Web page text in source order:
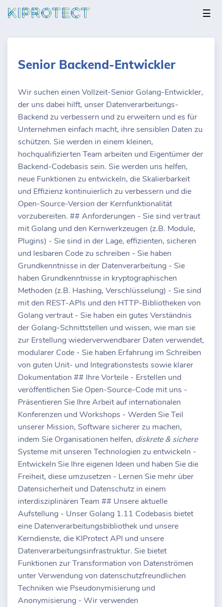
☰
Senior Backend-Entwickler
Wir suchen einen Vollzeit-Senior Golang-Entwickler,
der uns dabei hilft, unser Datenverarbeitungs-
Backend zu verbessern und zu erweitern und es für
Unternehmen einfach macht, ihre sensiblen Daten zu
schützen. Sie werden in einem kleinen,
hochqualifizierten Team arbeiten und Eigentümer der
Backend-Codebasis sein. Sie werden uns helfen,
neue Funktionen zu entwickeln, die Skalierbarkeit
und Effizienz kontinuierlich zu verbessern und die
Open-Source-Version der Kernfunktionalität
vorzubereiten. ## Anforderungen - Sie sind vertraut
mit Golang und den Kernwerkzeugen (z.B. Module,
Plugins) - Sie sind in der Lage, effizienten, sicheren
und lesbaren Code zu schreiben - Sie haben
Grundkenntnisse in der Datenverarbeitung - Sie
haben Grundkenntnisse in kryptographischen
Methoden (z.B. Hashing, Verschlüsselung) - Sie sind
mit den REST-APIs und den HTTP-Bibliotheken von
Golang vertraut - Sie haben ein gutes Verständnis
der Golang-Schnittstellen und wissen, wie man sie
zur Erstellung wiederverwendbarer Daten verwendet,
modularer Code - Sie haben Erfahrung im Schreiben
von guten Unit- und Integrationstests sowie klarer
Dokumentation ## Ihre Vorteile - Erstellen und
veröffentlichen Sie Open-Source-Code mit uns -
Präsentieren Sie Ihre Arbeit auf internationalen
Konferenzen und Workshops - Werden Sie Teil
unserer Mission, Software sicherer zu machen,
indem Sie Organisationen helfen, diskrete & sichere
Systeme mit unseren Technologien zu entwickeln -
Entwickeln Sie Ihre eigenen Ideen und haben Sie die
Freiheit, diese umzusetzen - Lernen Sie mehr über
Datensicherheit und Datenschutz in einem
interdisziplinären Team ## Unsere aktuelle
Aufstellung - Unser Golang 1.11 Codebasis bietet
eine Datenverarbeitungsbibliothek und unsere
Kerndienste, die KIProtect API und unsere
Datenverarbeitungsinfrastruktur. Sie bietet
Funktionen zur Transformation von Datenströmen
unter Verwendung von datenschutzfreundlichen
Techniken wie Pseudonymisierung und
Anonymisierung - Wir verwenden